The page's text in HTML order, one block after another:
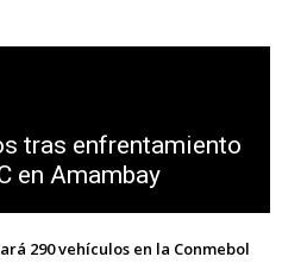
tras enfrentamiento
en Amambay
290 vehículos en la Conmebol